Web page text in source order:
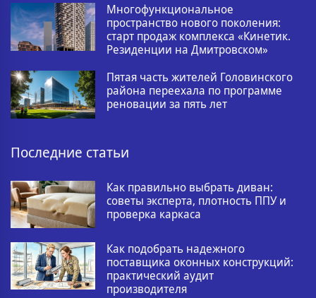
Многофункциональное
пространство нового поколения:
старт продаж комплекса «Кинетик.
Резиденции на Дмитровском»
Пятая часть жителей Головинского
района переехала по программе
реновации за пять лет
Последние статьи
Как правильно выбрать диван:
советы эксперта, плотность ППУ и
проверка каркаса
Как подобрать надежного
поставщика оконных конструкций:
практический аудит
производителя